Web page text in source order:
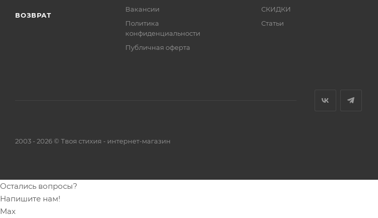
ВОЗВРАТ
Вакансии
Политика
конфиденциальности
Публичная оферта
СКИДКИ
Статьи
2003 - 2026 © Твоя стихия - интернет-магазин
Остались вопросы?
Напишите нам!
Max